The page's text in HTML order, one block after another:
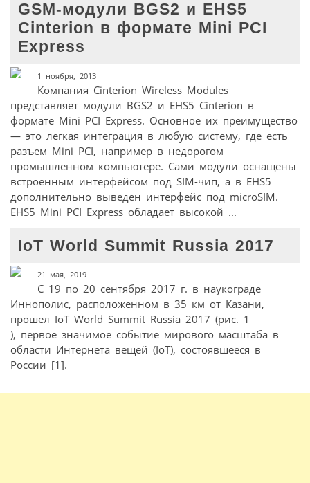
GSM-модули BGS2 и EHS5
Cinterion в формате Mini PCI
Express
1 ноября, 2013
Компания Cinterion Wireless Modules
представляет модули BGS2 и EHS5 Cinterion в
формате Mini PCI Express. Основное их преимущество
— это легкая интеграция в любую систему, где есть
разъем Mini PCI, например в недорогом
промышленном компьютере. Сами модули оснащены
встроенным интерфейсом под SIM-чип, а в EHS5
дополнительно выведен интерфейс под microSIM.
EHS5 Mini PCI Express обладает высокой ...
IoT World Summit Russia 2017
21 мая, 2019
С 19 по 20 сентября 2017 г. в наукограде
Иннополис, расположенном в 35 км от Казани,
прошел IoT World Summit Russia 2017 (рис. 1
), первое значимое событие мирового масштаба в
области Интернета вещей (IoT), состоявшееся в
России [1].